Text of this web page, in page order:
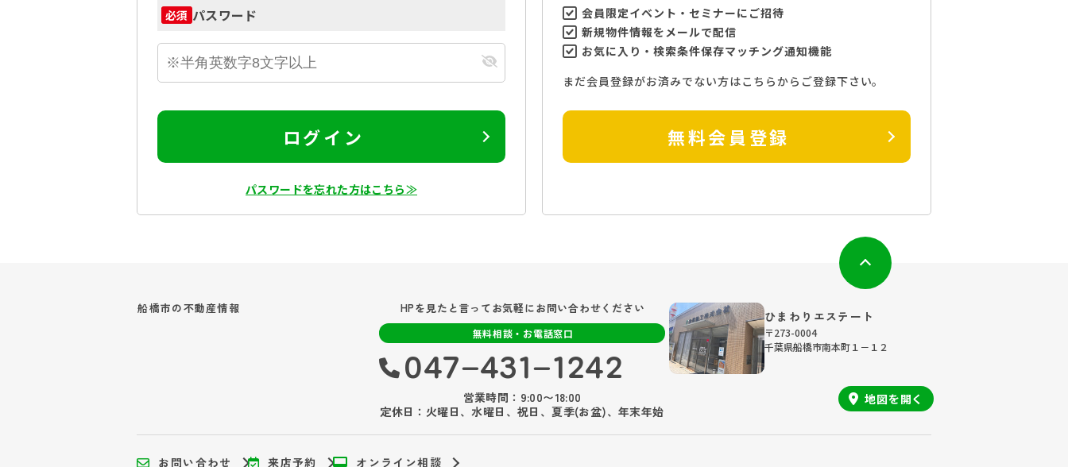
必須 パスワード
ログイン
パスワードを忘れた方はこちら≫
会員限定イベント・セミナーにご招待
新規物件情報をメールで配信
お気に入り・検索条件保存マッチング通知機能
まだ会員登録がお済みでない方はこちらからご登録下さい。
無料会員登録
船橋市の不動産情報 HPを見たと言ってお気軽にお問い合わせください
無料相談・お電話窓口
047‐431‐1242
営業時間：9:00〜18:00
定休日：火曜日、水曜日、祝日、夏季(お盆)、年末年始
ひまわりエステート
〒273-0004
千葉県船橋市南本町１－１２
地図を開く
お問い合わせ 来店予約 オンライン相談